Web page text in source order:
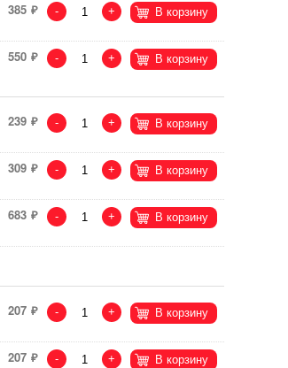
385 - + В корзину
550 - + В корзину
239 - + В корзину
309 - + В корзину
683 - + В корзину
207 - + В корзину
207 - + В корзину